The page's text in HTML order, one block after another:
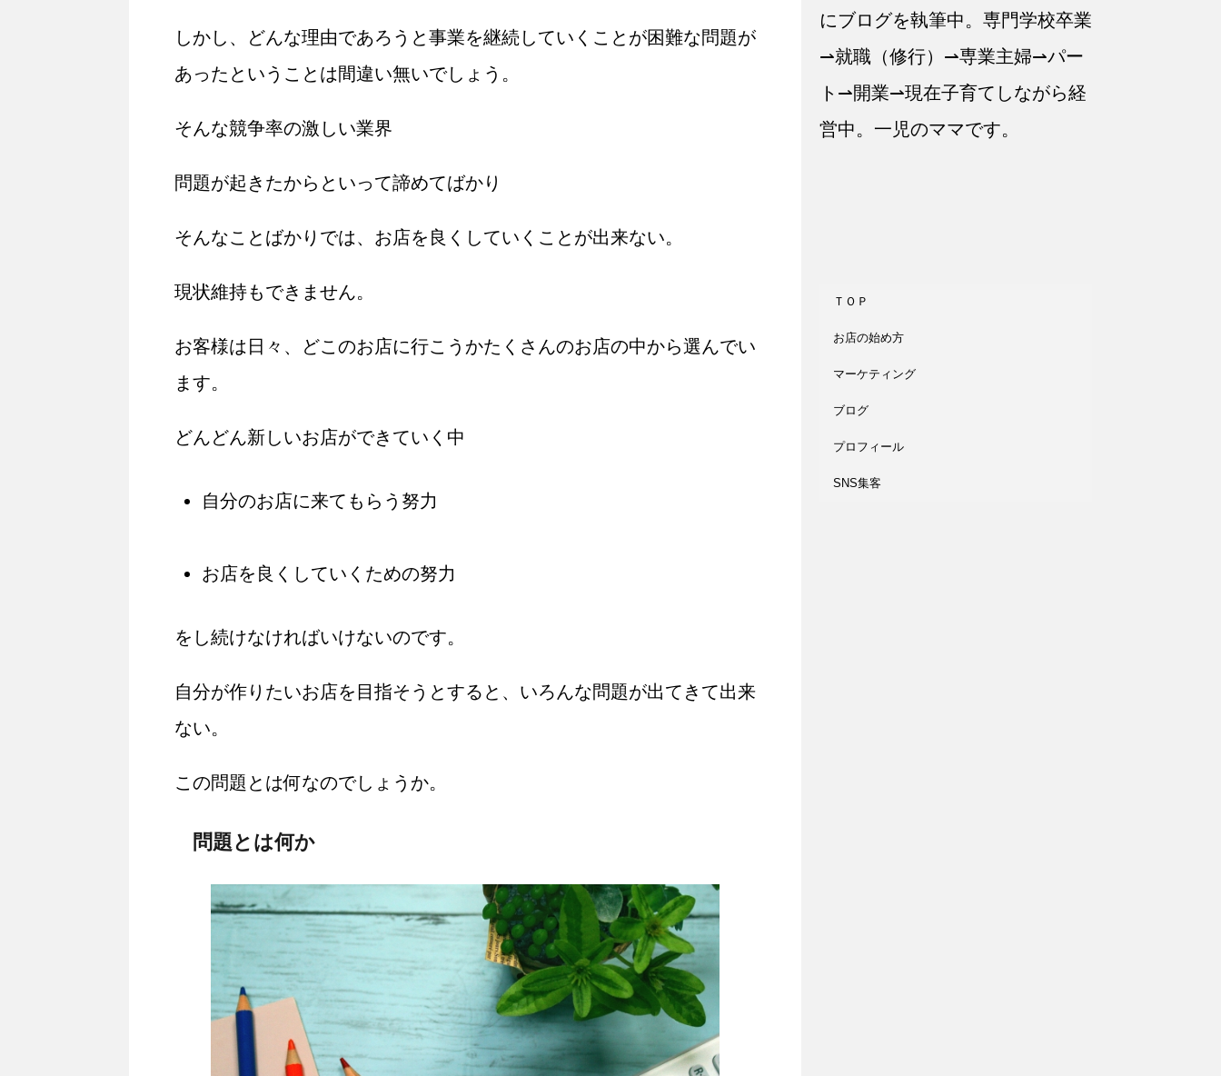
しかし、どんな理由であろうと事業を継続していくことが困難な問題が
あったということは間違い無いでしょう。
そんな競争率の激しい業界
問題が起きたからといって諦めてばかり
そんなことばかりでは、お店を良くしていくことが出来ない。
現状維持もできません。
お客様は日々、どこのお店に行こうかたくさんのお店の中から選んでい
ます。
どんどん新しいお店ができていく中
自分のお店に来てもらう努力
お店を良くしていくための努力
をし続けなければいけないのです。
自分が作りたいお店を目指そうとすると、いろんな問題が出てきて出来
ない。
この問題とは何なのでしょうか。
問題とは何か
にブログを執筆中。専門学校卒業
⇀就職（修行）⇀専業主婦⇀パー
ト⇀開業⇀現在子育てしながら経
営中。一児のママです。
ＴＯＰ
お店の始め方
マーケティング
ブログ
プロフィール
SNS集客